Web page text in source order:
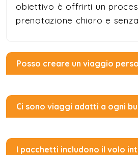
obiettivo è offrirti un
prenotazione chiaro e
Posso creare un viaggio
Ci sono viaggi adatti a ogni
I pacchetti includono il volo